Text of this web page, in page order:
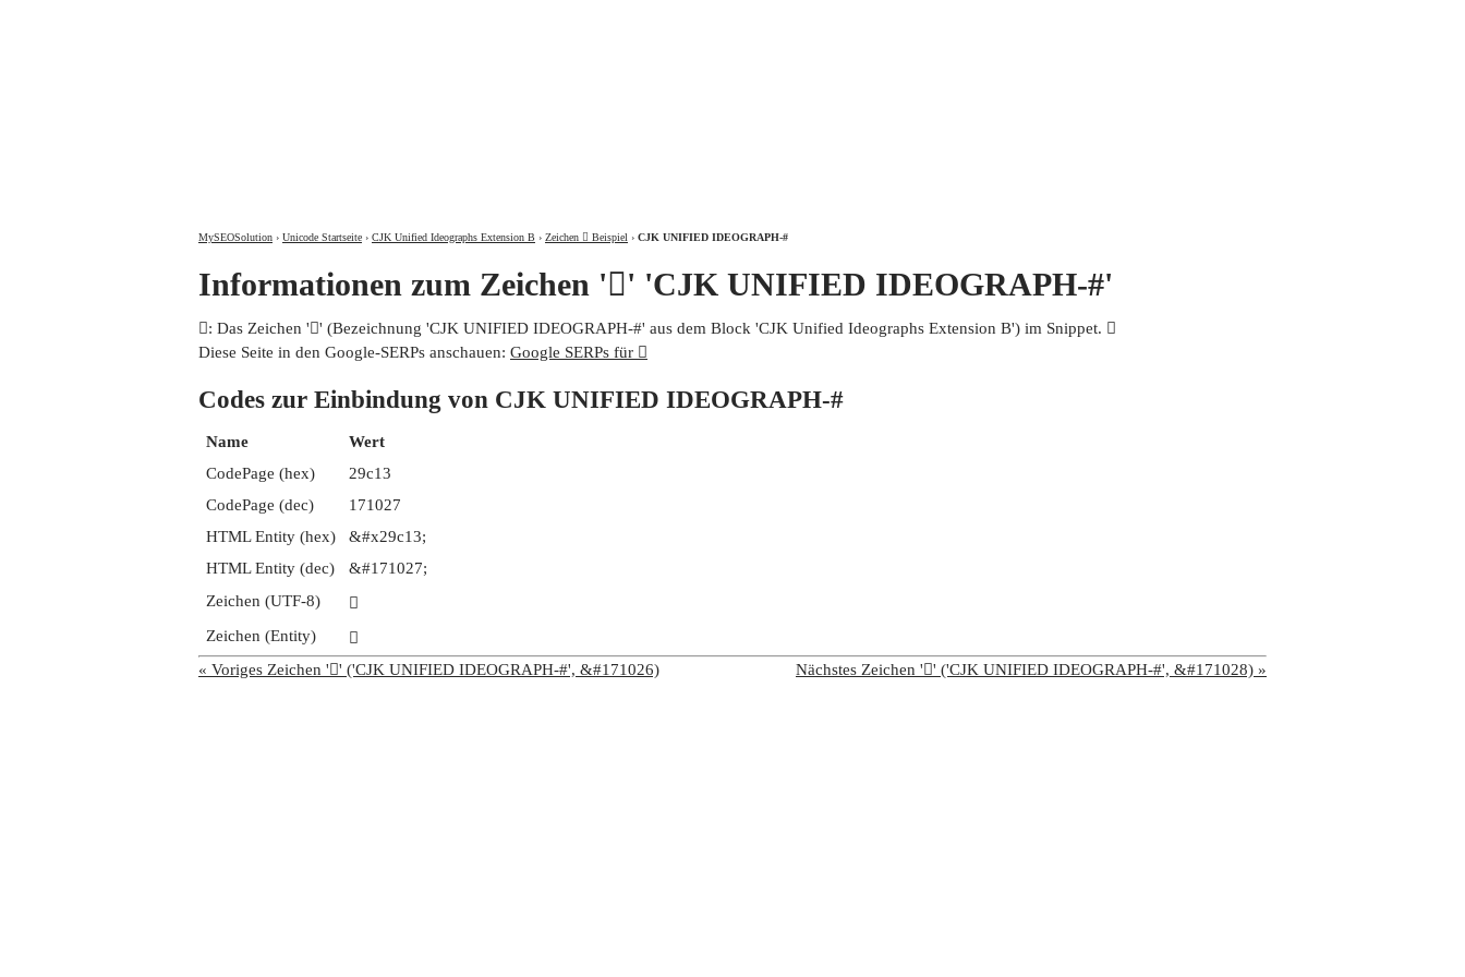
MySEOSolution › Unicode Startseite › CJK Unified Ideographs Extension B › Zeichen 𩰓 Beispiel › CJK UNIFIED IDEOGRAPH-#
Informationen zum Zeichen '𩰓' 'CJK UNIFIED IDEOGRAPH-#'
𩰓: Das Zeichen '𩰓' (Bezeichnung 'CJK UNIFIED IDEOGRAPH-#' aus dem Block 'CJK Unified Ideographs Extension B') im Snippet. 𩰓
Diese Seite in den Google-SERPs anschauen: Google SERPs für 𩰓
Codes zur Einbindung von CJK UNIFIED IDEOGRAPH-#
Name
Wert
CodePage (hex)
29c13
CodePage (dec)
171027
HTML Entity (hex)
&#x29c13;
HTML Entity (dec)
&#171027;
Zeichen (UTF-8)
𩰓
Zeichen (Entity)
𩰓
« Voriges Zeichen '𩰒' ('CJK UNIFIED IDEOGRAPH-#', &#171026)
Nächstes Zeichen '𩰔' ('CJK UNIFIED IDEOGRAPH-#', &#171028) »